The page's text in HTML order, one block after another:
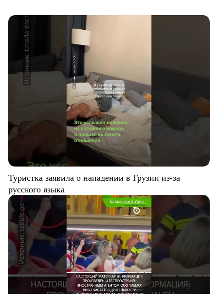
Туристка заявила о нападении в Грузии из-за
русского языка